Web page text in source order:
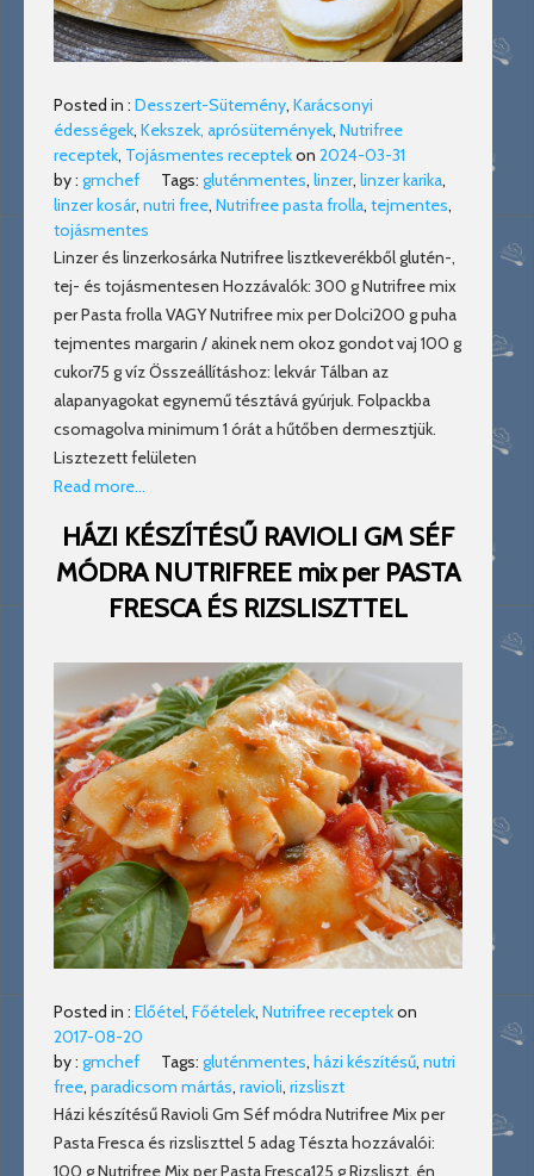
Posted in : Desszert-Sütemény, Karácsonyi
édességek, Kekszek, aprósütemények, Nutrifree
receptek, Tojásmentes receptekon 2024-03-31
by : gmchef Tags: gluténmentes, linzer, linzer karika,
linzer kosár, nutri free, Nutrifree pasta frolla, tejmentes,
tojásmentes
Linzer és linzerkosárka Nutrifree lisztkeverékből glutén-,
tej- és tojásmentesen Hozzávalók: 300 g Nutrifree mix
per Pasta frolla VAGY Nutrifree mix per Dolci200 g puha
tejmentes margarin / akinek nem okoz gondot vaj 100 g
cukor75 g víz Összeállításhoz: lekvár Tálban az
alapanyagokat egynemű tésztává gyúrjuk. Folpackba
csomagolva minimum 1 órát a hűtőben dermesztjük.
Lisztezett felületen
Read more…
HÁZI KÉSZÍTÉSŰ RAVIOLI GM SÉF
MÓDRA NUTRIFREE mix per PASTA
FRESCA ÉS RIZSLISZTTEL
Posted in : Előétel, Főételek, Nutrifree receptekon
2017-08-20
by : gmchef Tags: gluténmentes, házi készítésű, nutri
free, paradicsom mártás, ravioli, rizsliszt
Házi készítésű Ravioli Gm Séf módra Nutrifree Mix per
Pasta Fresca és rizsliszttel 5 adag Tészta hozzávalói:
100 g Nutrifree Mix per Pasta Fresca125 g Rizsliszt, én